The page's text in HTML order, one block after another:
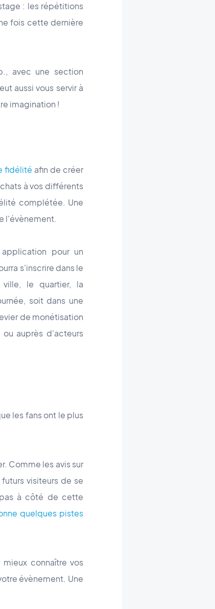
: les répétitions
fois cette dernière
avec une section
aussi vous servir à
imagination !
fidélité afin de créer
à vos différents
complétée. Une
l'évènement.
pour un
s'inscrire dans le
le quartier, la
soit dans une
de monétisation
auprès d'acteurs
les fans ont le plus
Comme les avis sur
futurs visiteurs de se
à côté de cette
quelques pistes
connaître vos
évènement. Une